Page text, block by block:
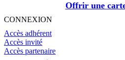
Offrir une
CONNEXION
Accès adhérent
Accès invité
Accès partenaire